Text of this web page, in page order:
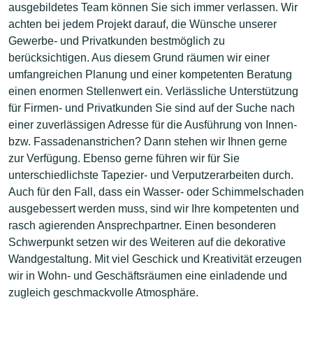
ausgebildetes Team können Sie sich immer verlassen. Wir
achten bei jedem Projekt darauf, die Wünsche unserer
Gewerbe- und Privatkunden bestmöglich zu
berücksichtigen. Aus diesem Grund räumen wir einer
umfangreichen Planung und einer kompetenten Beratung
einen enormen Stellenwert ein. Verlässliche Unterstützung
für Firmen- und Privatkunden Sie sind auf der Suche nach
einer zuverlässigen Adresse für die Ausführung von Innen-
bzw. Fassadenanstrichen? Dann stehen wir Ihnen gerne
zur Verfügung. Ebenso gerne führen wir für Sie
unterschiedlichste Tapezier- und Verputzerarbeiten durch.
Auch für den Fall, dass ein Wasser- oder Schimmelschaden
ausgebessert werden muss, sind wir Ihre kompetenten und
rasch agierenden Ansprechpartner. Einen besonderen
Schwerpunkt setzen wir des Weiteren auf die dekorative
Wandgestaltung. Mit viel Geschick und Kreativität erzeugen
wir in Wohn- und Geschäftsräumen eine einladende und
zugleich geschmackvolle Atmosphäre.